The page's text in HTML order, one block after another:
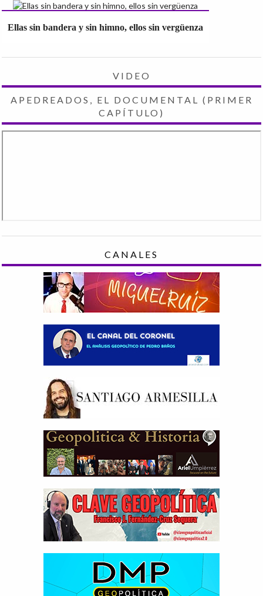
Ellas sin bandera y sin himno, ellos sin vergüenza
VIDEO
APEDREADOS, EL DOCUMENTAL (PRIMER
CAPÍTULO)
CANALES